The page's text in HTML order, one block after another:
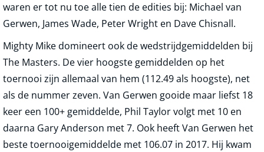
waren er tot nu toe alle tien de edities bij: Michael van
Gerwen, James Wade, Peter Wright en Dave Chisnall.
Mighty Mike domineert ook de wedstrijdgemiddelden bij
The Masters. De vier hoogste gemiddelden op het
toernooi zijn allemaal van hem (112.49 als hoogste), net
als de nummer zeven. Van Gerwen gooide maar liefst 18
keer een 100+ gemiddelde, Phil Taylor volgt met 10 en
daarna Gary Anderson met 7. Ook heeft Van Gerwen het
beste toernooigemiddelde met 106.07 in 2017. Hij kwam